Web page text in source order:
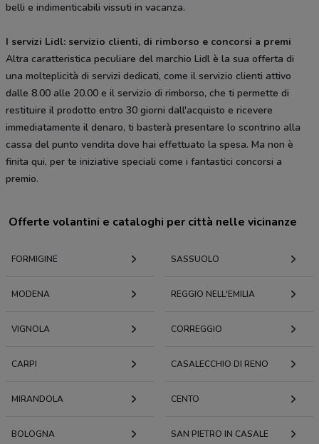
belli e indimenticabili vissuti in vacanza.
I servizi Lidl: servizio clienti, di rimborso e concorsi a premi
Altra caratteristica peculiare del marchio Lidl è la sua offerta di
una molteplicità di servizi dedicati, come il servizio clienti attivo
dalle 8.00 alle 20.00 e il servizio di rimborso, che ti permette di
restituire il prodotto entro 30 giorni dall'acquisto e ricevere
immediatamente il denaro, ti basterà presentare lo scontrino alla
cassa del punto vendita dove hai effettuato la spesa. Ma non è
finita qui, per te iniziative speciali come i fantastici concorsi a
premio.
Offerte volantini e cataloghi per città nelle vicinanze
FORMIGINE SASSUOLO
MODENA REGGIO NELL'EMILIA
VIGNOLA CORREGGIO
CARPI CASALECCHIO DI RENO
MIRANDOLA CENTO
BOLOGNA SAN PIETRO IN CASALE